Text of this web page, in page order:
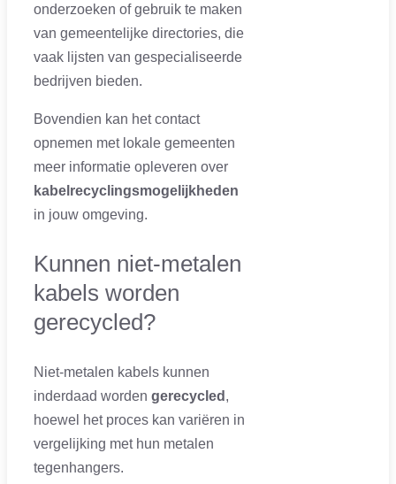
onderzoeken of gebruik te maken
van gemeentelijke directories, die
vaak lijsten van gespecialiseerde
bedrijven bieden.
Bovendien kan het contact
opnemen met lokale gemeenten
meer informatie opleveren over
kabelrecyclingsmogelijkheden
in jouw omgeving.
Kunnen niet-metalen
kabels worden
gerecycled?
Niet-metalen kabels kunnen
inderdaad worden gerecycled ,
hoewel het proces kan variëren in
vergelijking met hun metalen
tegenhangers.